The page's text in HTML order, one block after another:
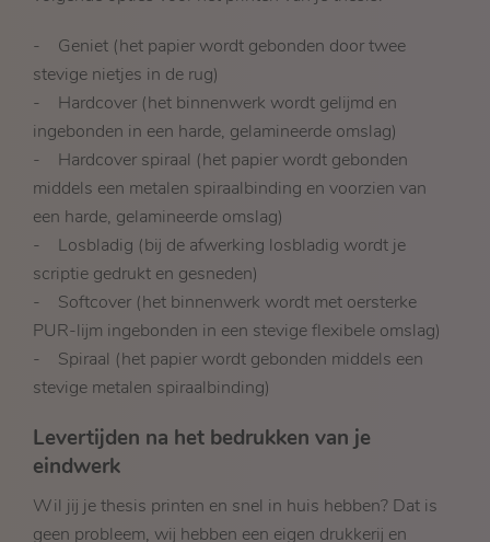
- Geniet (het papier wordt gebonden door twee
stevige nietjes in de rug)
- Hardcover (het binnenwerk wordt gelijmd en
ingebonden in een harde, gelamineerde omslag)
- Hardcover spiraal (het papier wordt gebonden
middels een metalen spiraalbinding en voorzien van
een harde, gelamineerde omslag)
- Losbladig (bij de afwerking losbladig wordt je
scriptie gedrukt en gesneden)
- Softcover (het binnenwerk wordt met oersterke
PUR-lijm ingebonden in een stevige flexibele omslag)
- Spiraal (het papier wordt gebonden middels een
stevige metalen spiraalbinding)
Levertijden na het bedrukken van je
eindwerk
Wil jij je thesis printen en snel in huis hebben? Dat is
geen probleem, wij hebben een eigen drukkerij en